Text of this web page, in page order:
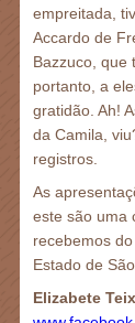
empreitada,
Accardo de
Bazzuco, que
portanto, a
gratidão. Ah!
da Camila,
registros.
As
este são uma
recebemos
Estado de
Elizabete